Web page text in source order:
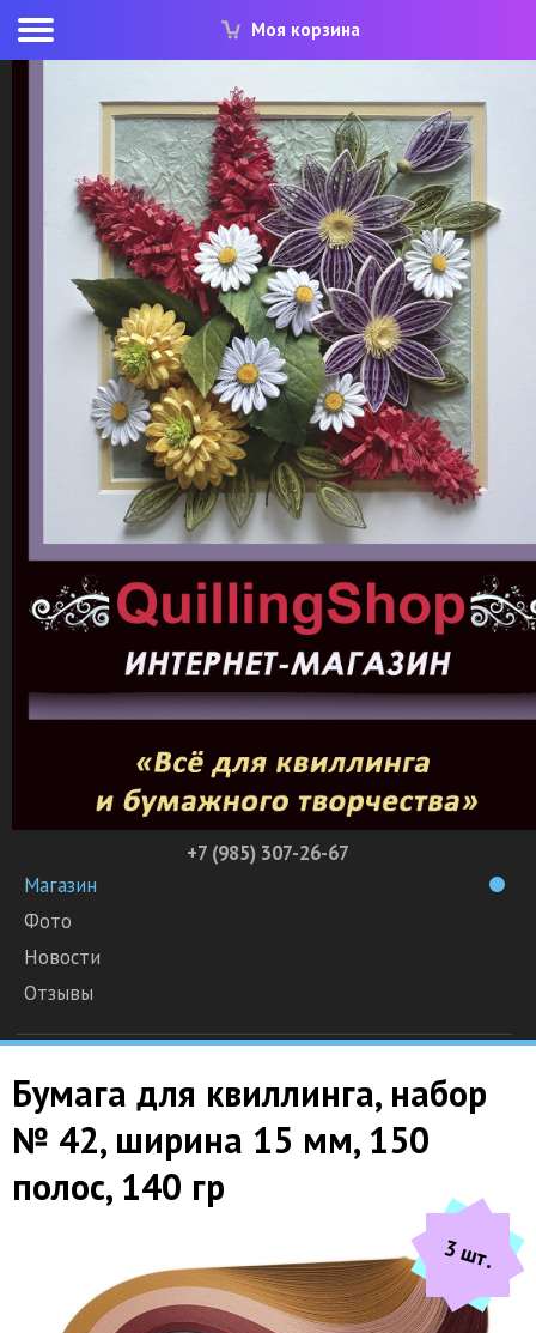
Моя корзина
+7 (985) 307-26-67
Магазин
Фото
Новости
Отзывы
Бумага для квиллинга, набор
№ 42, ширина 15 мм, 150
полос, 140 гр
3 шт.